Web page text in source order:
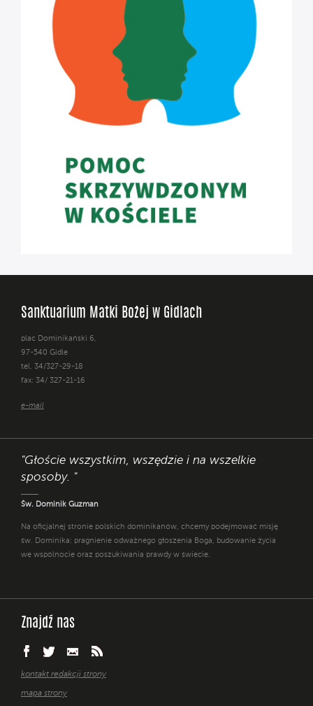
Sanktuarium Matki Bożej w Gidlach
plac Dominikański 6,
97-540 Gidle
tel. 34/327-29-18
fax: 34/ 327-21-16
e-mail
"Głoście wszystkim, wszędzie i na wszelkie
sposoby. "
Św. Dominik Guzman
Na oficjalnej stronie polskich dominikanów, chcemy podejmować misję
św. Dominika: pragnienie odważnego głoszenia Boga, budowanie życia
we wspólnocie oraz poszukiwania prawdy w świecie.
Znajdź nas
kontakt redakcji strony
mapa strony